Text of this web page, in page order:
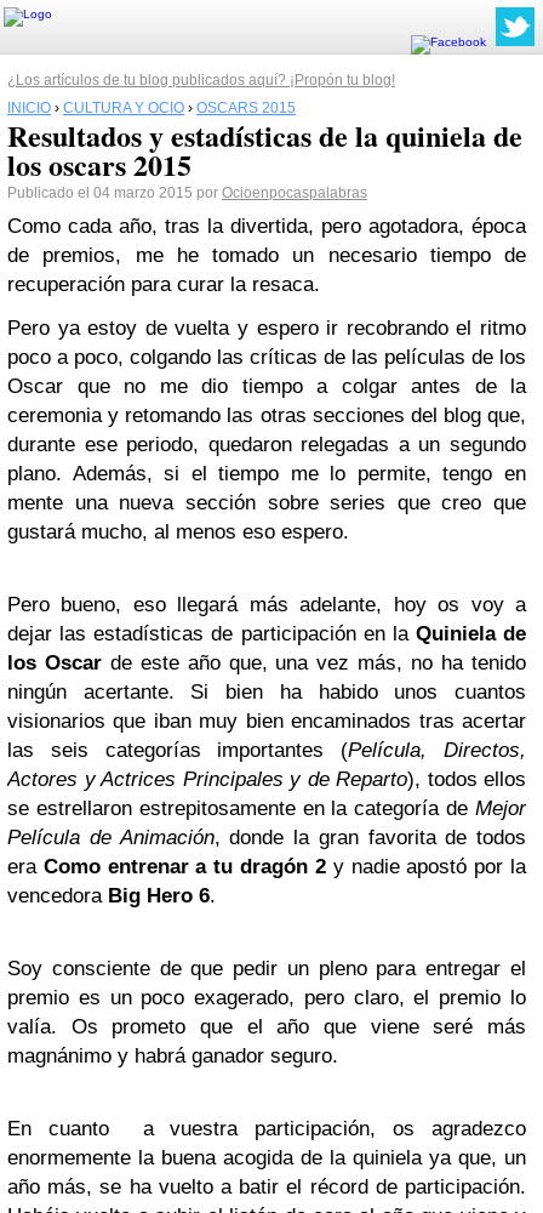
¿Los artículos de tu blog publicados aquí? ¡Propón tu blog!
INICIO › CULTURA Y OCIO › OSCARS 2015
Resultados y estadísticas de la quiniela de
los oscars 2015
Publicado el 04 marzo 2015 por Ocioenpocaspalabras
Como cada año, tras la divertida, pero agotadora, época
de premios, me he tomado un necesario tiempo de
recuperación para curar la resaca.
Pero ya estoy de vuelta y espero ir recobrando el ritmo
poco a poco, colgando las críticas de las películas de los
Oscar que no me dio tiempo a colgar antes de la
ceremonia y retomando las otras secciones del blog que,
durante ese periodo, quedaron relegadas a un segundo
plano. Además, si el tiempo me lo permite, tengo en
mente una nueva sección sobre series que creo que
gustará mucho, al menos eso espero.
Pero bueno, eso llegará más adelante, hoy os voy a
dejar las estadísticas de participación en la Quiniela de
los Oscarde este año que, una vez más, no ha tenido
ningún acertante. Si bien ha habido unos cuantos
visionarios que iban muy bien encaminados tras acertar
las seis categorías importantes (Película, Directos,
Actores y Actrices Principales y de Reparto), todos ellos
se estrellaron estrepitosamente en la categoría de Mejor
Película de Animación, donde la gran favorita de todos
era Como entrenar a tu dragón 2 y nadie apostó por la
vencedora Big Hero 6.
Soy consciente de que pedir un pleno para entregar el
premio es un poco exagerado, pero claro, el premio lo
valía. Os prometo que el año que viene seré más
magnánimo y habrá ganador seguro.
En cuanto a vuestra participación, os agradezco
enormemente la buena acogida de la quiniela ya que, un
año más, se ha vuelto a batir el récord de participación.